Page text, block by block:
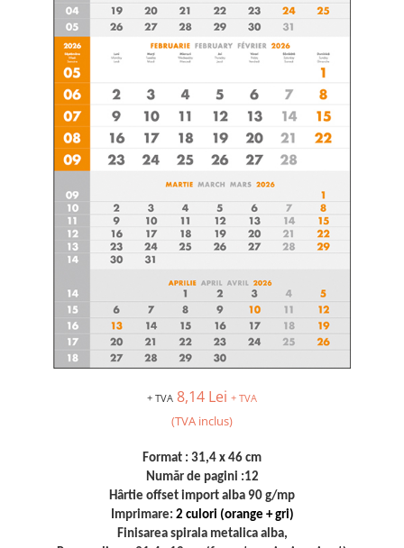
+ TVA 8,14 Lei + TVA
(TVA inclus)
Format : 31,4 x 46 cm
Număr de pagini :12
Hârtie offset import alba 90 g/mp
Imprimare: 2 culori (orange + gri)
Finisarea spirala metalica alba,